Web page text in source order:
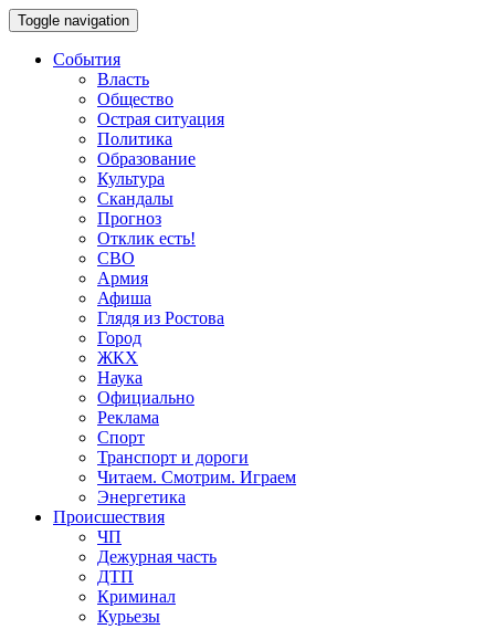
Toggle navigation
События
Власть
Общество
Острая ситуация
Политика
Образование
Культура
Скандалы
Прогноз
Отклик есть!
СВО
Армия
Афиша
Глядя из Ростова
Город
ЖКХ
Наука
Официально
Реклама
Спорт
Транспорт и дороги
Читаем. Смотрим. Играем
Энергетика
Происшествия
ЧП
Дежурная часть
ДТП
Криминал
Курьезы